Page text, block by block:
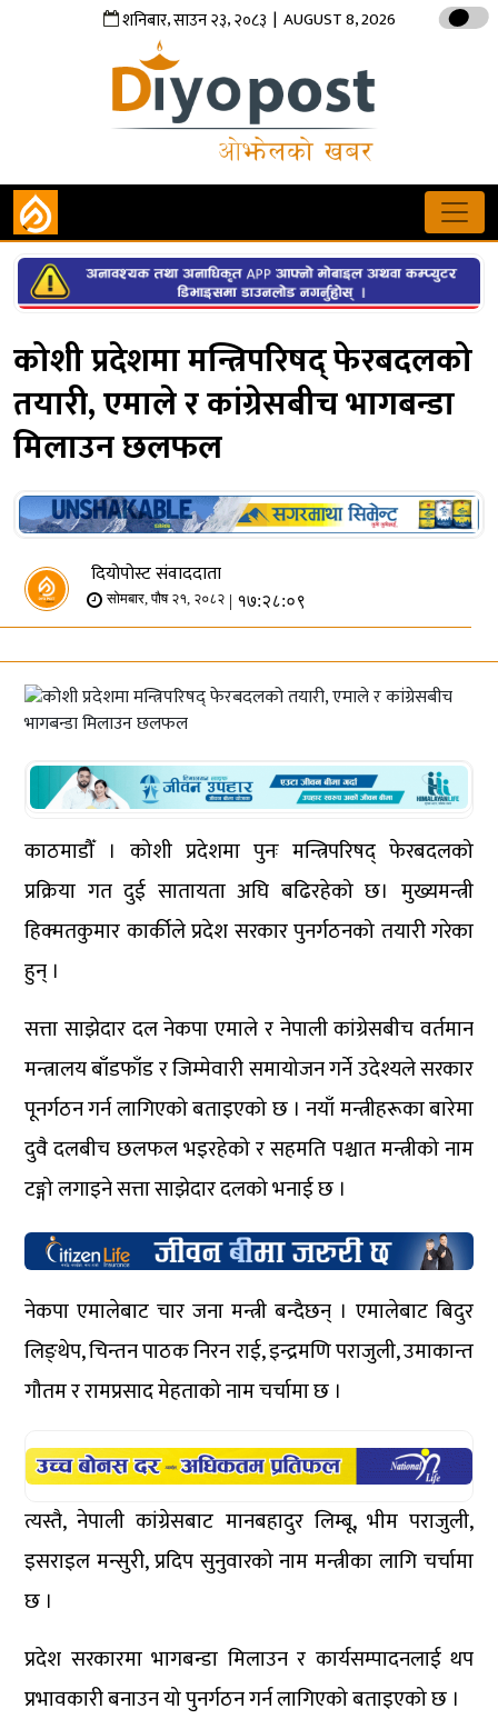
शनिबार,साउन२३,२०८३ | AUGUST 8, 2026
कोशी प्रदेशमा मन्त्रिपरिषद् फेरबदलको
तयारी, एमाले र कांग्रेसबीच भागबन्डा
मिलाउन छलफल
दियोपोस्ट संवाददाता
सोमबार, पौष २१, २०८२ | १७:२८:०९
काठमाडौँ । कोशी प्रदेशमा पुनः मन्त्रिपरिषद् फेरबदलको
प्रक्रिया गत दुई सातायता अघि बढिरहेको छ। मुख्यमन्त्री
हिक्मतकुमार कार्कीले प्रदेश सरकार पुनर्गठनको तयारी गरेका
हुन् ।
सत्ता साझेदार दल नेकपा एमाले र नेपाली कांग्रेसबीच वर्तमान
मन्त्रालय बाँडफाँड र जिम्मेवारी समायोजन गर्ने उदेश्यले सरकार
पूनर्गठन गर्न लागिएको बताइएको छ । नयाँ मन्त्रीहरूका बारेमा
दुवै दलबीच छलफल भइरहेको र सहमति पश्चात मन्त्रीको नाम
टङ्गो लगाइने सत्ता साझेदार दलको भनाई छ ।
नेकपा एमालेबाट चार जना मन्त्री बन्दैछन् । एमालेबाट बिदुर
लिङ्थेप, चिन्तन पाठक निरन राई, इन्द्रमणि पराजुली, उमाकान्त
गौतम र रामप्रसाद मेहताको नाम चर्चामा छ ।
त्यस्तै, नेपाली कांग्रेसबाट मानबहादुर लिम्बू, भीम पराजुली,
इसराइल मन्सुरी, प्रदिप सुनुवारको नाम मन्त्रीका लागि चर्चामा
छ ।
प्रदेश सरकारमा भागबन्डा मिलाउन र कार्यसम्पादनलाई थप
प्रभावकारी बनाउन यो पुनर्गठन गर्न लागिएको बताइएको छ ।